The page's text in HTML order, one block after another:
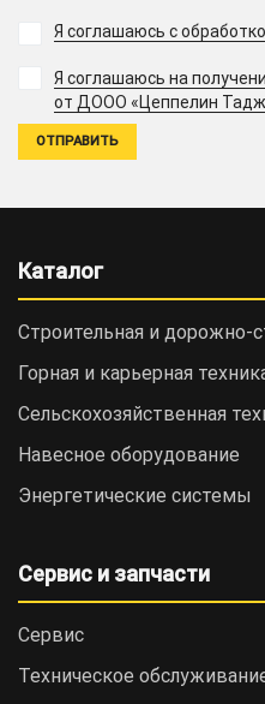
Я соглашаюсь с
Я соглашаюсь на
от ДООО «Цеппелин
Каталог
Строительная и дорожно-
Горная и карьерная
Сельскохозяйственная
Навесное оборудование
Энергетические системы
Сервис и запчасти
Сервис
Техническое